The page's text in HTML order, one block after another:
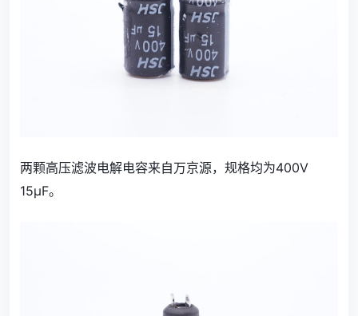
两颗高压滤波电解电容来自万京源，规格均为400V
15μF。